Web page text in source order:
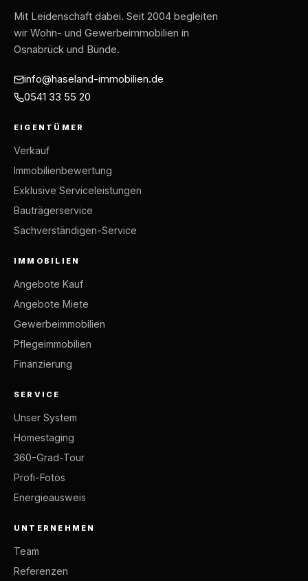
Mit Leidenschaft dabei. Seit 2004 begleiten
wir Wohn- und Gewerbeimmobilien in
Osnabrück und Bünde.
info@haseland-immobilien.de
0541 33 55 20
EIGENTÜMER
Verkauf
Immobilienbewertung
Exklusive Serviceleistungen
Bauträgerservice
Sachverständigen-Service
IMMOBILIEN
Angebote Kauf
Angebote Miete
Gewerbeimmobilien
Pflegeimmobilien
Finanzierung
SERVICE
Unser System
Homestaging
360-Grad-Tour
Profi-Fotos
Energieausweis
UNTERNEHMEN
Team
Referenzen